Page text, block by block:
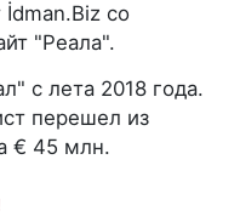
со
"Реала".
с лета 2018 года.
перешел из
€ 45 млн.